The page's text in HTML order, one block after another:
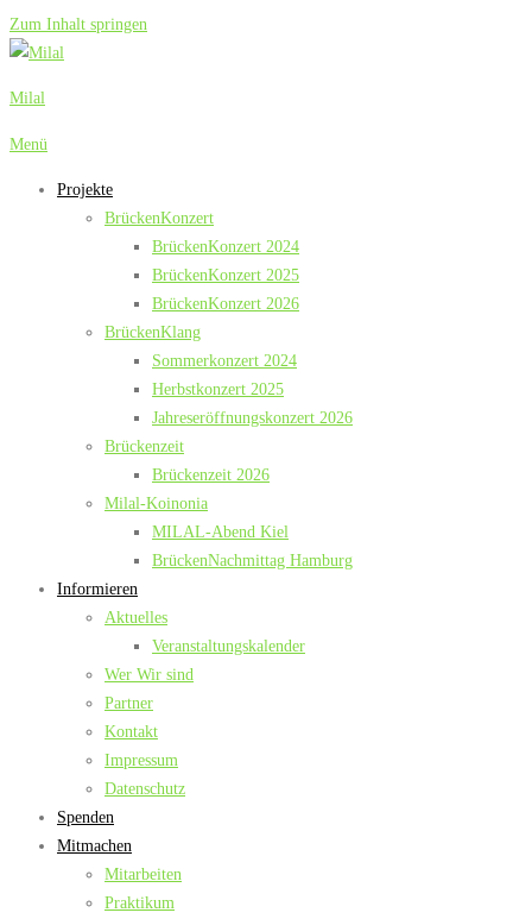
Zum Inhalt springen
Milal
Menü
Projekte
BrückenKonzert
BrückenKonzert 2024
BrückenKonzert 2025
BrückenKonzert 2026
BrückenKlang
Sommerkonzert 2024
Herbstkonzert 2025
Jahreseröffnungskonzert 2026
Brückenzeit
Brückenzeit 2026
Milal-Koinonia
MILAL-Abend Kiel
BrückenNachmittag Hamburg
Informieren
Aktuelles
Veranstaltungskalender
Wer Wir sind
Partner
Kontakt
Impressum
Datenschutz
Spenden
Mitmachen
Mitarbeiten
Praktikum